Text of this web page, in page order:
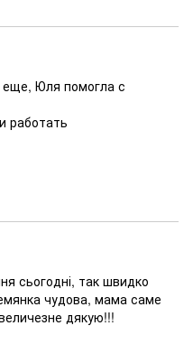
еще, Юля помогла с
работать
сьогодні, так швидко
чудова, мама саме
дякую!!!